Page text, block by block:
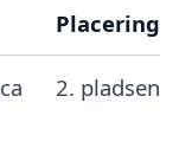
Placering
2. pladsen